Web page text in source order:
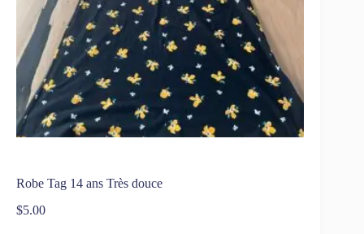
Robe Tag 14 ans Très douce
$5.00